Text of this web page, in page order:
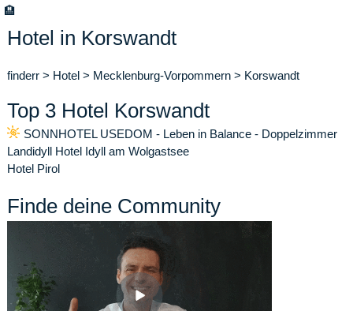
🏨
Hotel in Korswandt
finderr > Hotel > Mecklenburg-Vorpommern > Korswandt
Top 3 Hotel Korswandt
SONNHOTEL USEDOM - Leben in Balance - Doppelzimmer
Landidyll Hotel Idyll am Wolgastsee
Hotel Pirol
Finde deine Community